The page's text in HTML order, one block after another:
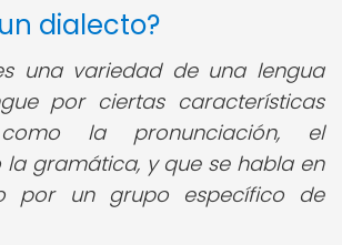
dialecto?
una variedad de una lengua
por ciertas características
como la pronunciación, el
gramática, y que se habla en
por un grupo específico de